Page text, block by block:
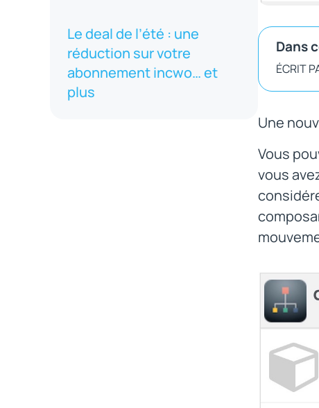
Le deal de l’été : une
réduction sur votre
abonnement incwo… et
plus
Dans
ÉCRIT
Une
Vous
vous